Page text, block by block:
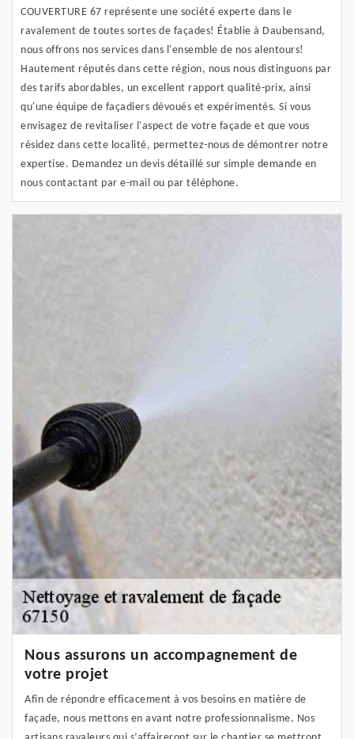
COUVERTURE 67 représente une société experte dans le
ravalement de toutes sortes de façades! Établie à Daubensand,
nous offrons nos services dans l'ensemble de nos alentours!
Hautement réputés dans cette région, nous nous distinguons par
des tarifs abordables, un excellent rapport qualité-prix, ainsi
qu'une équipe de façadiers dévoués et expérimentés. Si vous
envisagez de revitaliser l'aspect de votre façade et que vous
résidez dans cette localité, permettez-nous de démontrer notre
expertise. Demandez un devis détaillé sur simple demande en
nous contactant par e-mail ou par téléphone.
Nous assurons un accompagnement de
votre projet
Afin de répondre efficacement à vos besoins en matière de
façade, nous mettons en avant notre professionnalisme. Nos